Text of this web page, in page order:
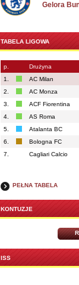
Gelora
TABELA LIGOWA
p. Drużyna
1.
AC Milan
2.
AC Monza
3.
ACF Fiorentina
4.
AS Roma
5.
Atalanta BC
6.
Bologna FC
7.
Cagliari Calcio
PEŁNA TABELA
KONTUZJE
ISS